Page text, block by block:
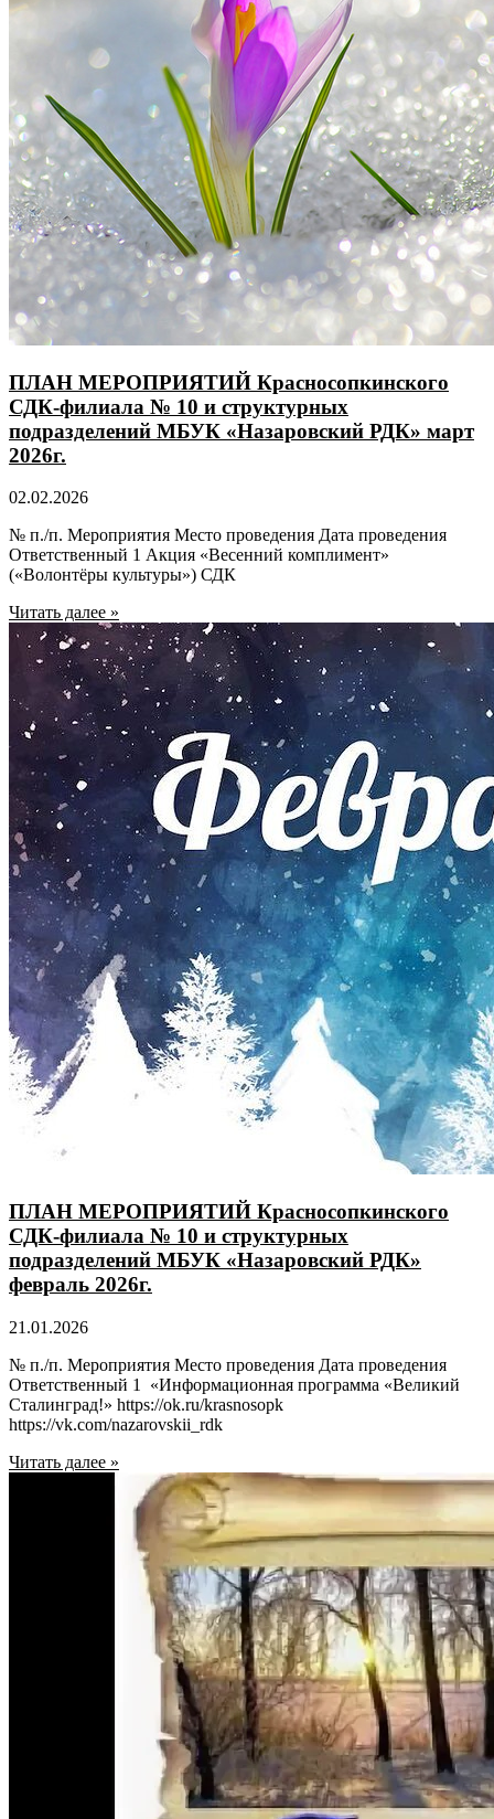
ПЛАН МЕРОПРИЯТИЙ Красносопкинского
СДК-филиала № 10 и структурных
подразделений МБУК «Назаровский РДК» март
2026г.
02.02.2026
№ п./п. Мероприятия Место проведения Дата проведения
Ответственный 1 Акция «Весенний комплимент»
(«Волонтёры культуры») СДК
Читать далее »
ПЛАН МЕРОПРИЯТИЙ Красносопкинского
СДК-филиала № 10 и структурных
подразделений МБУК «Назаровский РДК»
февраль 2026г.
21.01.2026
№ п./п. Мероприятия Место проведения Дата проведения
Ответственный 1 «Информационная программа «Великий
Сталинград!» https://ok.ru/krasnosopk
https://vk.com/nazarovskii_rdk
Читать далее »